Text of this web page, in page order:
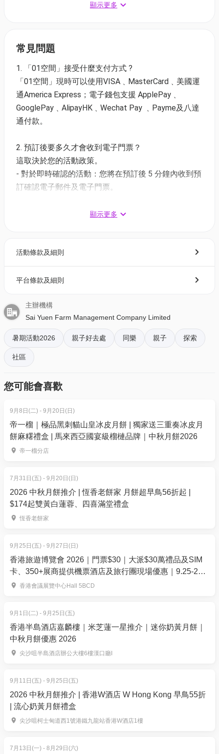
西園暑期探索營(A)｜活動詳情及費用
適合對象：8-10歲
重點：
以大自然為媒介學習STEAM知識
提升問題解決之思維
體驗戶外自立能力
珍惜大自然及自己所擁有的資源
第一天
野炊 - 土窯 Pizza
海盜尋寶 - STEAM 活動
夜間生態探索 - STEAM 活動
樹頂走廊 - 飛索
其他精彩活動內容包括：野炊、攀爬活動及多種團隊
合作任務！
注意事項
住宿: 冷氣開放的 南非營 (按性別分配)
定)
定)
敬請自備
毛巾
洗漱用品
作替換之舒適運動衣物
包踭包趾鞋、玩水鞋 及 拖鞋
交通指南
西園地址：長洲西灣 DD CC Lot 12, 西園
前往方法：於中環5號碼頭乘船往長洲 (快速船航程約
行、踏單車或乘街渡前住西園。
步行：從長洲碼頭往右邊直路走至長洲街市。接著
沿海傍「長洲西堤路」往西灣方向走至盡頭，左轉上
「贊端路」。於斜路頂端看到西園的大紅色趟籠門便
單車：在前往西園的路徑上，可於長洲碼頭附近找
到單車租用店。西園場內提供有限免費單車泊位 (三輪
車除外)。
街渡：從長洲碼頭右旁之公眾碼頭 (白色陽篷下)，
鐘)，由西灣碼頭左接「贊端路」途經「西堤路」大牌
顯示更多
常見問題
1. 「01空間」接受什麼支付方式 ?
「01空間」現時可以使用VISA﹑MasterCard﹑美國運
通America Express；電子錢包支援 ApplePay﹑
GooglePay﹑AlipayHK﹑Wechat Pay ﹑Payme及八達
通付款。
2. 預訂後要多久才會收到電子門票？
這取決於您的活動政策。
- 對於即時確認的活動：您將在預訂後 5 分鐘內收到預
訂確認電子郵件及電子門票。
1 - 3 個工作天內發送到您所登記的電郵地址。
- 會員可以下載《香港01》流動應用程式(APP) ，並以
購票時所綁定的電話號碼登入帳戶，順序按「我的」>
按「門票」> 點擊相關活動電子門票；
有電子門票附件(PDF)。
4. 我預訂了活動，但還沒收到確認電郵，該怎樣辦？
- 如果仍未能找到確認電郵，你可以電郵到
01space@hk01.com 與我們聯絡。
5. 下單後，我可以修改訂單或申請退款嗎？
郵到 01space@hk01.com。
6. 如何賺取及使用 01 積分？
於「01空間」購票，每消費$1即可賺取1「01積
再賺，賺完再買、再食、再玩！
顯示更多
活動條款及細則
平台條款及細則
主辦機構
Sai Yuen Farm Management Company Limited
暑期活動2026 親子好去處 同樂 親子 探索
社區
您可能會喜歡
9月8日(二) - 9月20日(日)
帝一榴｜極品黑刺貓山皇冰皮月餅 | 獨家送三重奏冰皮月
餅麻糬禮盒 | 馬來西亞國宴級榴槤品牌｜中秋月餅2026
帝一榴分店
7月31日(五) - 9月20日(日)
2026 中秋月餅推介 | 恆香老餅家 月餅超早鳥56折起 |
$174起雙黃白蓮蓉、四喜滿堂禮盒
恆香老餅家
9月25日(五) - 9月27日(日)
香港旅遊博覽會 2026｜門票$30｜大派$30萬禮品及SIM
卡、350+展商提供機票酒店及旅行團現場優惠｜9.25-27
灣仔會展
香港會議展覽中心Hall 5BCD
9月1日(二) - 9月25日(五)
香港半島酒店嘉麟樓｜米芝蓮一星推介｜迷你奶黃月餅｜
中秋月餅優惠 2026
尖沙咀半島酒店辦公大樓6樓漢口廳I
9月11日(五) - 9月25日(五)
2026 中秋月餅推介 | 香港W酒店 W Hong Kong 早鳥55折
| 流心奶黃月餅禮盒
尖沙咀柯士甸道西1號港鐵九龍站香港W酒店1樓
7月13日(一) - 8月29日(六)